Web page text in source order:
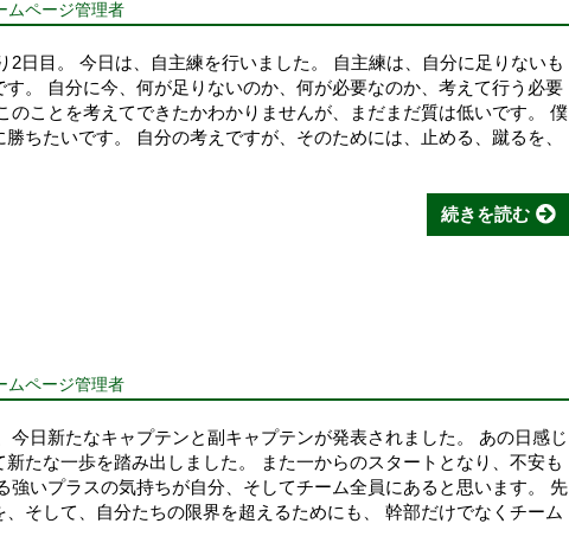
ムページ管理者
2日目。 今日は、自主練を行いました。 自主練は、自分に足りないも
。 自分に今、何が足りないのか、何が必要なのか、考えて行う必要
のことを考えてできたかわかりませんが、まだまだ質は低いです。 僕
ちたいです。 自分の考えですが、そのためには、止める、蹴るを、
続きを読む
ムページ管理者
今日新たなキャプテンと副キャプテンが発表されました。 あの日感じ
たな一歩を踏み出しました。 また一からのスタートとなり、不安も
強いプラスの気持ちが自分、そしてチーム全員にあると思います。 先
そして、自分たちの限界を超えるためにも、 幹部だけでなくチーム